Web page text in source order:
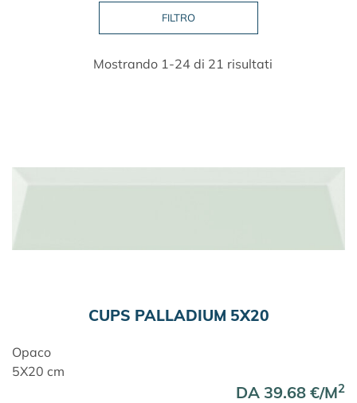
Mostrando 1-24 di 21 risultati
CUPS PALLADIUM 5X20
Opaco
5X20 cm
DA 39.68 €/M2